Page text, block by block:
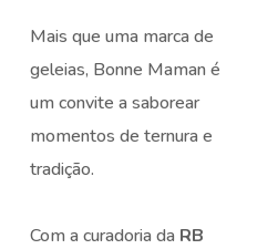
Mais que uma marca de
geleias, Bonne Maman é
um convite a saborear
momentos de ternura e
tradição.
Com a curadoria da RB